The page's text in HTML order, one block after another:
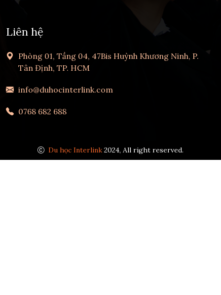
Liên hệ
Phòng 01, Tầng 04, 47Bis Huỳnh Khương Ninh, P.
Tân Định, TP. HCM
info@duhocinterlink.com
0768 682 688
Du học Interlink 2024, All right reserved.